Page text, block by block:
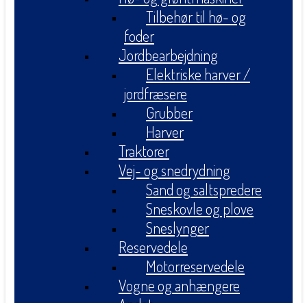
Tilbehør til hø- og
foder
Jordbearbejdning
Elektriske harver /
jordfræsere
Grubber
Harver
Traktorer
Vej- og snedrydning
Sand og saltspredere
Sneskovle og plove
Sneslynger
Reservedele
Motorreservedele
Vogne og anhængere